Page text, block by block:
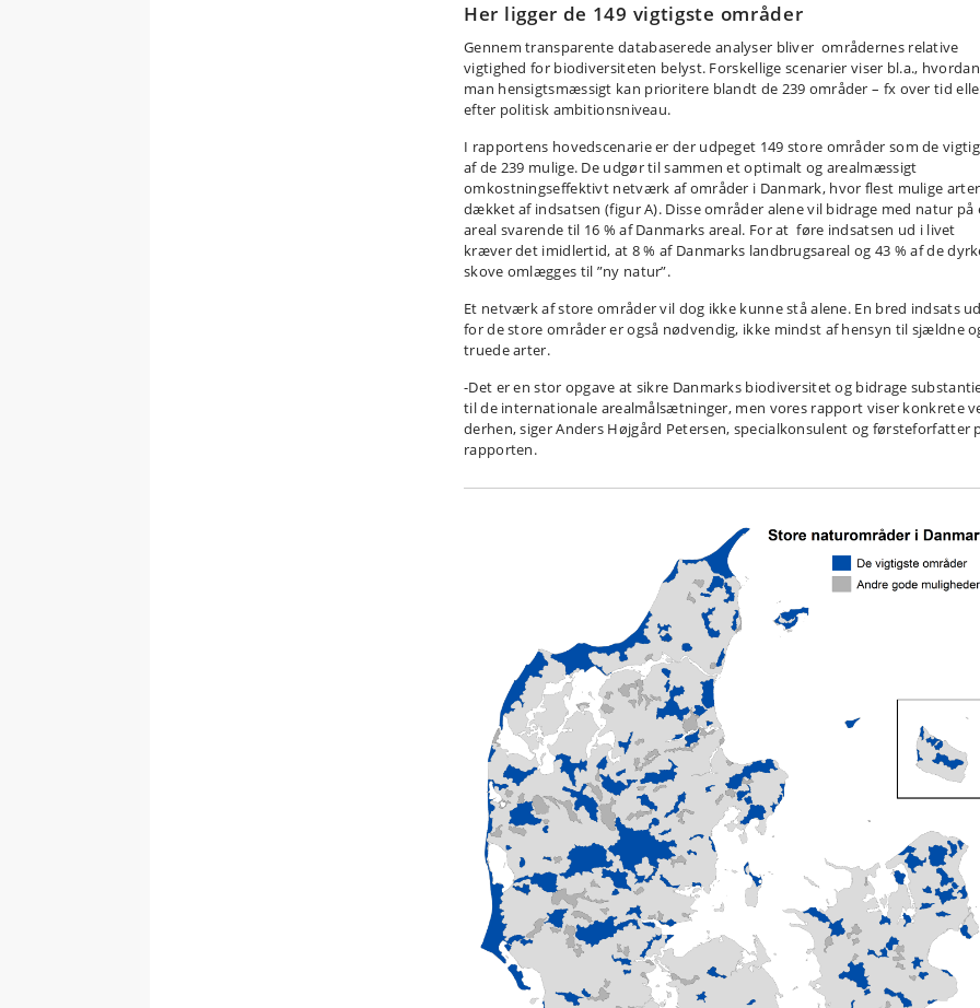
Her ligger de 149 vigtigste områder
Gennem transparente databaserede analyser bliver områdernes relative
vigtighed for biodiversiteten belyst. Forskellige scenarier viser bl.a., hvordan
man hensigtsmæssigt kan prioritere blandt de 239 områder – fx over tid
efter politisk ambitionsniveau.
I rapportens hovedscenarie er der udpeget 149 store områder som de
af de 239 mulige. De udgør til sammen et optimalt og arealmæssigt
omkostningseffektivt netværk af områder i Danmark, hvor flest mulige
dækket af indsatsen (figur A). Disse områder alene vil bidrage med natur på
areal svarende til 16 % af Danmarks areal. For at føre indsatsen ud i livet
kræver det imidlertid, at 8 % af Danmarks landbrugsareal og 43 % af de
skove omlægges til ”ny natur”.
Et netværk af store områder vil dog ikke kunne stå alene. En bred indsats
for de store områder er også nødvendig, ikke mindst af hensyn til sjældne
truede arter.
-Det er en stor opgave at sikre Danmarks biodiversitet og bidrage
til de internationale arealmålsætninger, men vores rapport viser konkrete
derhen, siger Anders Højgård Petersen, specialkonsulent og førsteforfatter
rapporten.